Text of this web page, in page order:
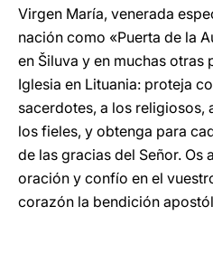
Virgen María, venerada
nación como «Puerta de la
en Šiluva y en muchas otras
Iglesia en Lituania: proteja
sacerdotes, a los religiosos,
los fieles, y obtenga para
de las gracias del Señor. Os
oración y confío en el
corazón la bendición